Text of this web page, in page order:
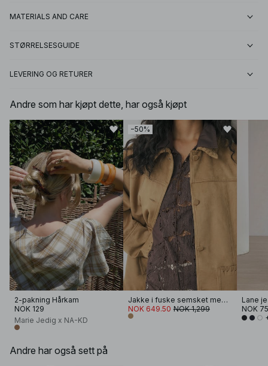
MATERIALS AND CARE
STØRRELSESGUIDE
LEVERING OG RETURER
Andre som har kjøpt dette, har også kjøpt
2-pakning Hårkam
NOK 129
Marie Jedig x NA-KD
−50%
Jakke i fuske semsket med sømdetaljer
NOK 649.50 NOK 1,299
Lane
NOK
Andre har også sett på